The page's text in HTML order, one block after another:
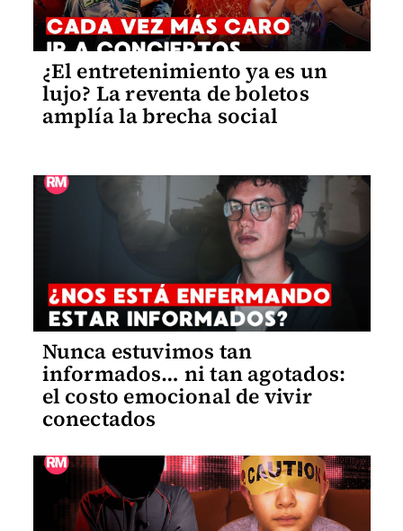
¿El entretenimiento ya es un
lujo? La reventa de boletos
amplía la brecha social
Nunca estuvimos tan
informados… ni tan agotados:
el costo emocional de vivir
conectados